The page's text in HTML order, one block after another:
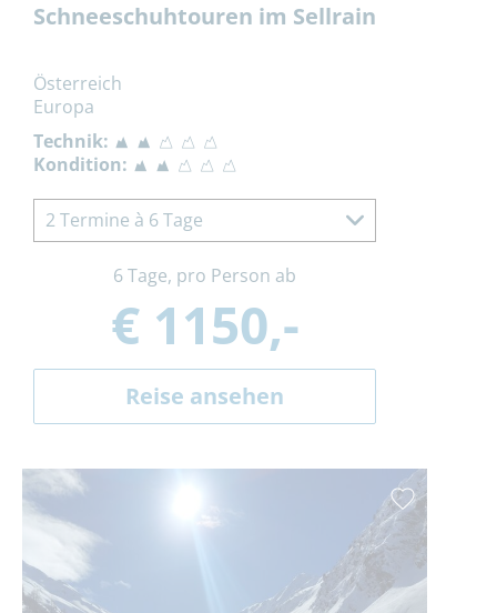
Schneeschuhtouren im Sellrain
Österreich
Europa
Technik:
Kondition:
2 Termine à 6 Tage
6 Tage, pro Person ab
€ 1150,-
Reise ansehen